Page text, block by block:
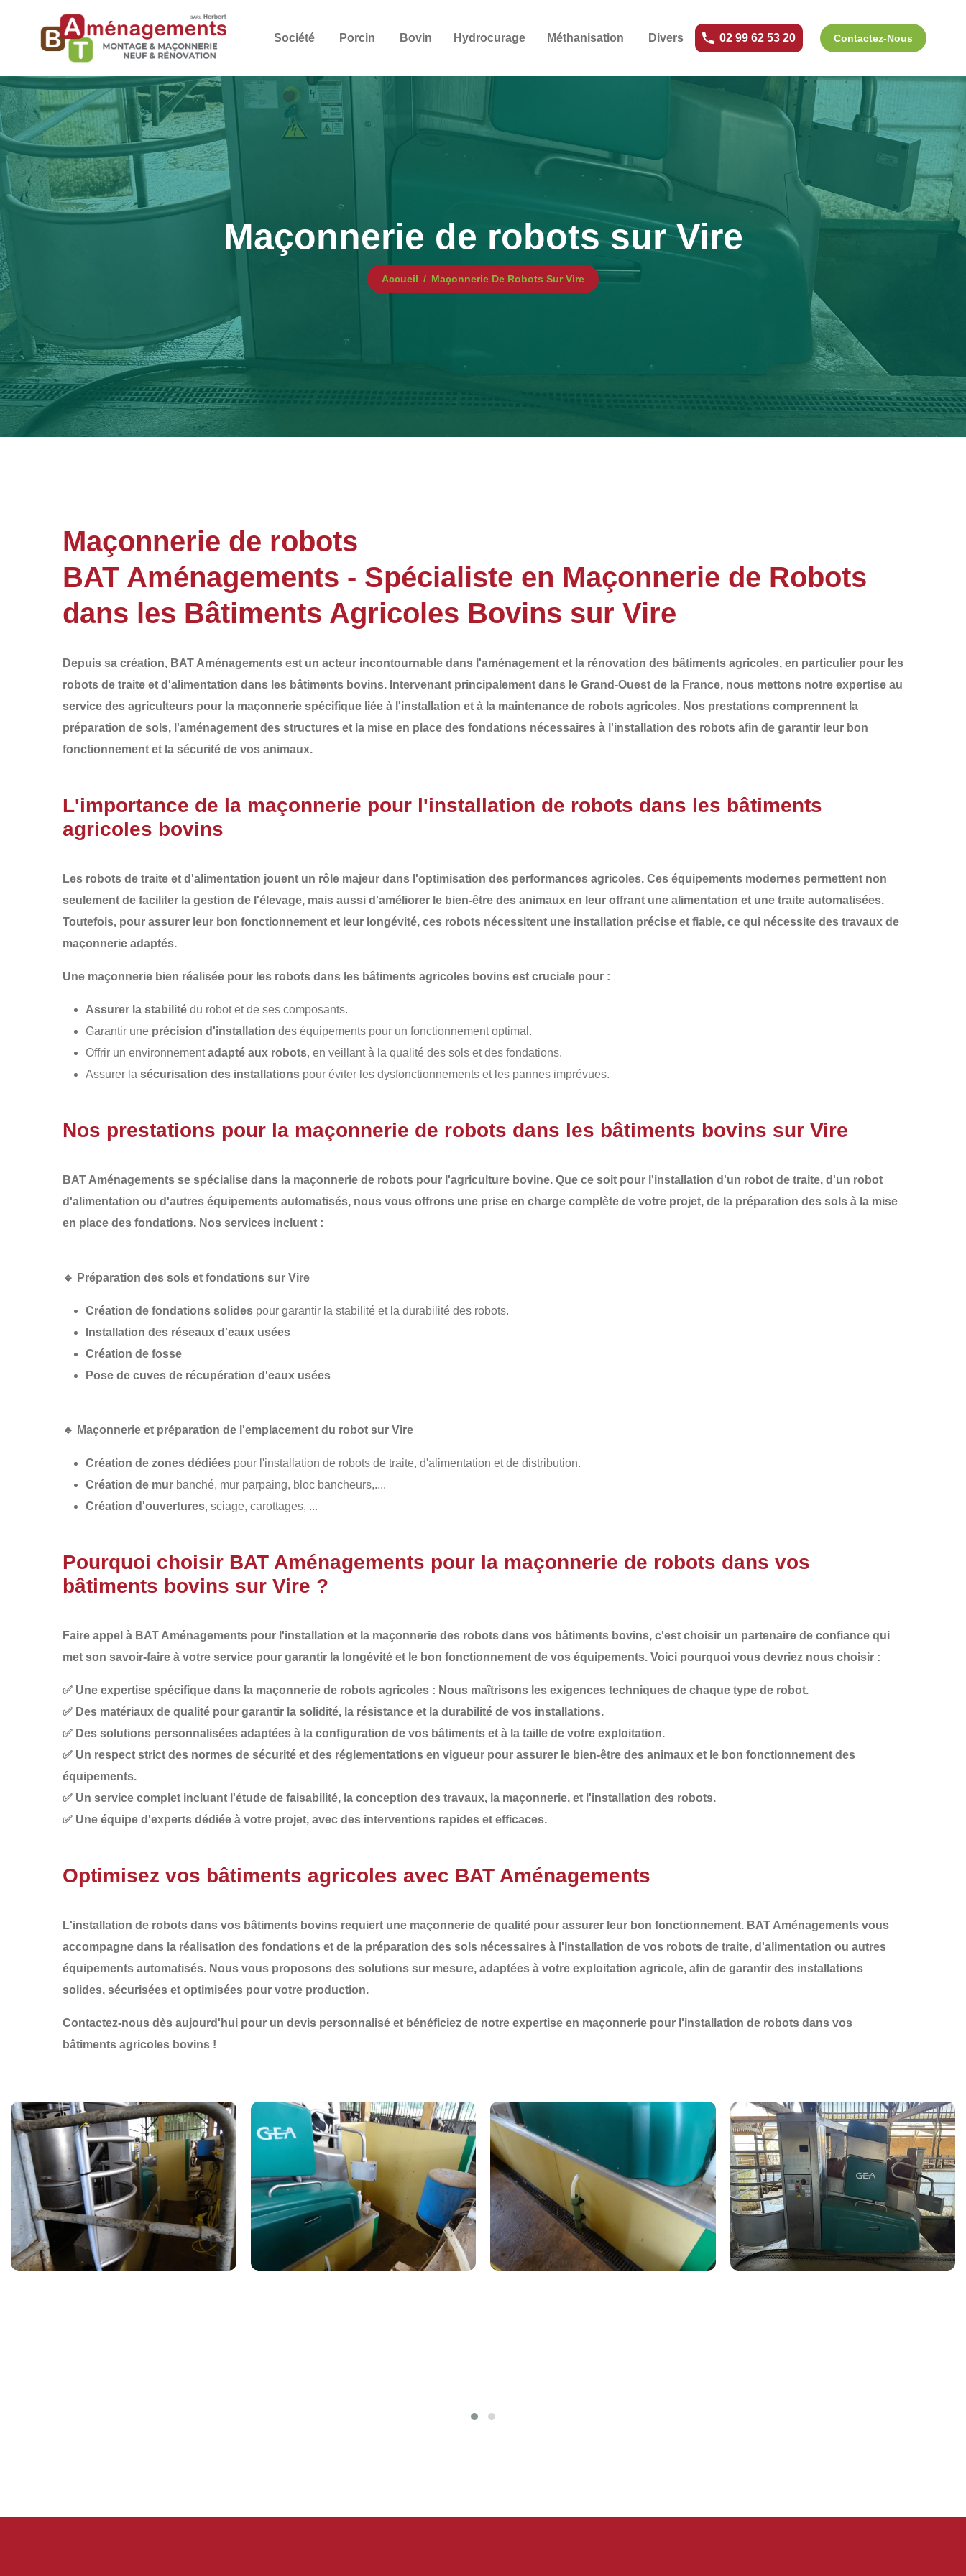
Société Porcin Bovin Hydrocurage Méthanisation Divers 02 99 62 53 20 Contactez-Nous
Maçonnerie de robots sur Vire
Accueil Maçonnerie De Robots Sur Vire
Maçonnerie de robots
BAT Aménagements - Spécialiste en Maçonnerie de Robots
dans les Bâtiments Agricoles Bovins sur Vire
Depuis sa création, BAT Aménagements est un acteur incontournable dans l'aménagement et la rénovation des bâtiments agricoles, en particulier pour les
robots de traite et d'alimentation dans les bâtiments bovins. Intervenant principalement dans le Grand-Ouest de la France, nous mettons notre expertise au
service des agriculteurs pour la maçonnerie spécifique liée à l'installation et à la maintenance de robots agricoles. Nos prestations comprennent la
préparation de sols, l'aménagement des structures et la mise en place des fondations nécessaires à l'installation des robots afin de garantir leur bon
fonctionnement et la sécurité de vos animaux.
L'importance de la maçonnerie pour l'installation de robots dans les bâtiments
agricoles bovins
Les robots de traite et d'alimentation jouent un rôle majeur dans l'optimisation des performances agricoles. Ces équipements modernes permettent non
seulement de faciliter la gestion de l'élevage, mais aussi d'améliorer le bien-être des animaux en leur offrant une alimentation et une traite automatisées.
Toutefois, pour assurer leur bon fonctionnement et leur longévité, ces robots nécessitent une installation précise et fiable, ce qui nécessite des travaux de
maçonnerie adaptés.
Une maçonnerie bien réalisée pour les robots dans les bâtiments agricoles bovins est cruciale pour :
Assurer la stabilité du robot et de ses composants.
Garantir une précision d'installation des équipements pour un fonctionnement optimal.
Offrir un environnementadapté aux robots, en veillant à la qualité des sols et des fondations.
Assurer la sécurisation des installations pour éviter les dysfonctionnements et les pannes imprévues.
Nos prestations pour la maçonnerie de robots dans les bâtiments bovins sur Vire
BAT Aménagements se spécialise dans la maçonnerie de robots pour l'agriculture bovine. Que ce soit pour l'installation d'un robot de traite, d'un robot
d'alimentation ou d'autres équipements automatisés, nous vous offrons une prise en charge complète de votre projet, de la préparation des sols à la mise
en place des fondations. Nos services incluent :
🔹 Préparation des sols et fondations sur Vire
Création de fondations solides pour garantir la stabilité et la durabilité des robots.
Installation des réseaux d'eaux usées
Création de fosse
Pose de cuves de récupération d'eaux usées
🔹 Maçonnerie et préparation de l'emplacement du robot sur Vire
Création de zones dédiées pour l'installation de robots de traite, d'alimentation et de distribution.
Création de mur banché, mur parpaing, bloc bancheurs,....
Création d'ouvertures, sciage, carottages, ...
Pourquoi choisir BAT Aménagements pour la maçonnerie de robots dans vos
bâtiments bovins sur Vire ?
Faire appel à BAT Aménagements pour l'installation et la maçonnerie des robots dans vos bâtiments bovins, c'est choisir un partenaire de confiance qui
met son savoir-faire à votre service pour garantir la longévité et le bon fonctionnement de vos équipements. Voici pourquoi vous devriez nous choisir :
✅ Une expertise spécifique dans la maçonnerie de robots agricoles : Nous maîtrisons les exigences techniques de chaque type de robot.
✅ Des matériaux de qualité pour garantir la solidité, la résistance et la durabilité de vos installations.
✅ Des solutions personnalisées adaptées à la configuration de vos bâtiments et à la taille de votre exploitation.
✅ Un respect strict des normes de sécurité et des réglementations en vigueur pour assurer le bien-être des animaux et le bon fonctionnement des
équipements.
✅ Un service complet incluant l'étude de faisabilité, la conception des travaux, la maçonnerie, et l'installation des robots.
✅ Une équipe d'experts dédiée à votre projet, avec des interventions rapides et efficaces.
Optimisez vos bâtiments agricoles avec BAT Aménagements
L'installation de robots dans vos bâtiments bovins requiert une maçonnerie de qualité pour assurer leur bon fonctionnement. BAT Aménagements vous
accompagne dans la réalisation des fondations et de la préparation des sols nécessaires à l'installation de vos robots de traite, d'alimentation ou autres
équipements automatisés. Nous vous proposons des solutions sur mesure, adaptées à votre exploitation agricole, afin de garantir des installations
solides, sécurisées et optimisées pour votre production.
Contactez-nous dès aujourd'hui pour un devis personnalisé et bénéficiez de notre expertise en maçonnerie pour l'installation de robots dans vos
bâtiments agricoles bovins !